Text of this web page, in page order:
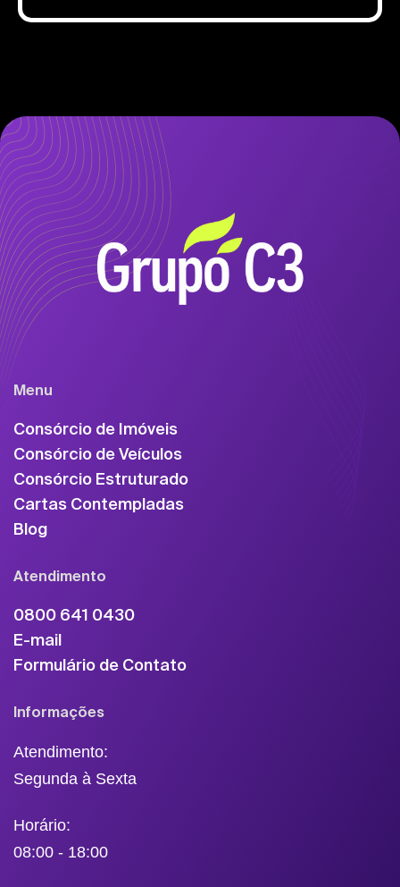
Menu
Consórcio de Imóveis
Consórcio de Veículos
Consórcio Estruturado
Cartas Contempladas
Blog
Atendimento
0800 641 0430
E-mail
Formulário de Contato
Informações
Atendimento:
Segunda à Sexta
Horário:
08:00 - 18:00